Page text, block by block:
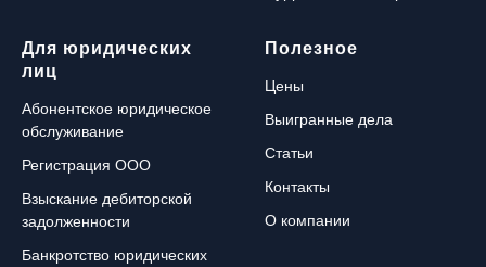
Для юридических
лиц
Абонентское юридическое
обслуживание
Регистрация ООО
Взыскание дебиторской
задолженности
Банкротство юридических
Полезное
Цены
Выигранные дела
Статьи
Контакты
О компании